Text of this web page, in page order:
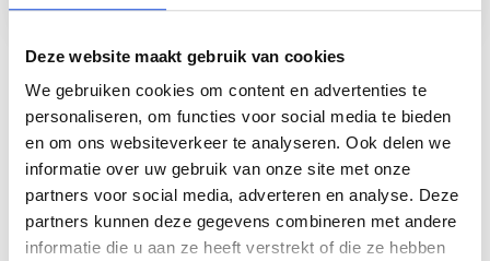
Deze website maakt gebruik van cookies
We gebruiken cookies om content en advertenties te
personaliseren, om functies voor social media te bieden
en om ons websiteverkeer te analyseren. Ook delen we
informatie over uw gebruik van onze site met onze
partners voor social media, adverteren en analyse. Deze
partners kunnen deze gegevens combineren met andere
informatie die u aan ze heeft verstrekt of die ze hebben
Aanbod Skoda occasion
Bent u op zoek naar een mooie Skoda occasion?